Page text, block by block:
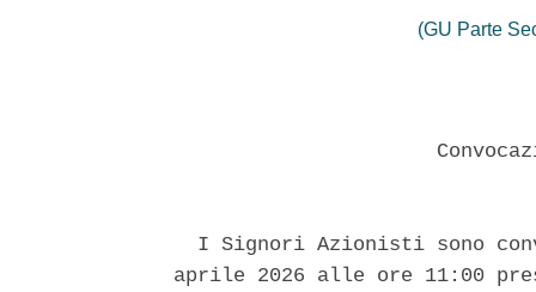
(GU Parte
I Signori Azionisti sono
aprile 2026 alle ore 11:00